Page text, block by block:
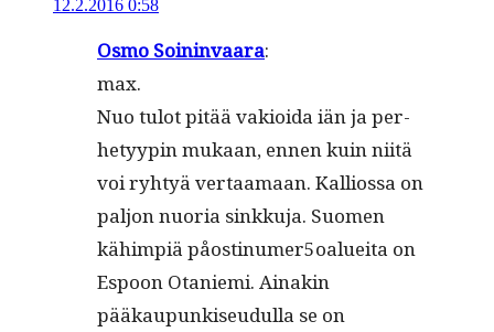
12.2.2016 0:58
Osmo Soin­in­vaara:
max.
Nuo tulot pitää vakioi­da iän ja per­
hetyypin mukaan, ennen kuin niitä
voi ryhtyä ver­taa­maan. Kallios­sa on
paljon nuo­ria sinkku­ja. Suomen
kähimpiä påostinumer5oalueita on
Espoon Otanie­mi. Ainakin
pääkaupunkiseudul­la se on